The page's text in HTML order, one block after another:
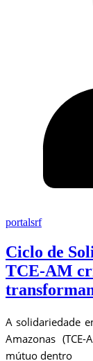
portalsrf
Ciclo de
TCE-AM
A solidariedade
Amazonas
mútuo dentro